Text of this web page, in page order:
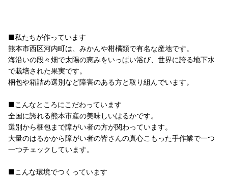
■私たちが作っています
熊本市西区河内町は、みかんや柑橘類で有名な産地です。
海沿いの段々畑で太陽の恵みをいっぱい浴び、世界に誇る地下水
で栽培された果実です。
梱包や箱詰め選別など障害のある方と取り組んでいます。
■こんなところにこだわっています
全国に誇れる熊本市産の美味しいはるかです。
選別から梱包まで障がい者の方が関わっています。
大量のはるかから障がい者の皆さんの真心こもった手作業で一つ
一つチェックしています。
■こんな環境でつくっています